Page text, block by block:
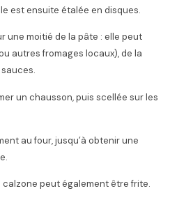
est ensuite étalée en disques.
une moitié de la pâte : elle peut
autres fromages locaux), de la
un chausson, puis scellée sur les
au four, jusqu’à obtenir une
peut également être frite.